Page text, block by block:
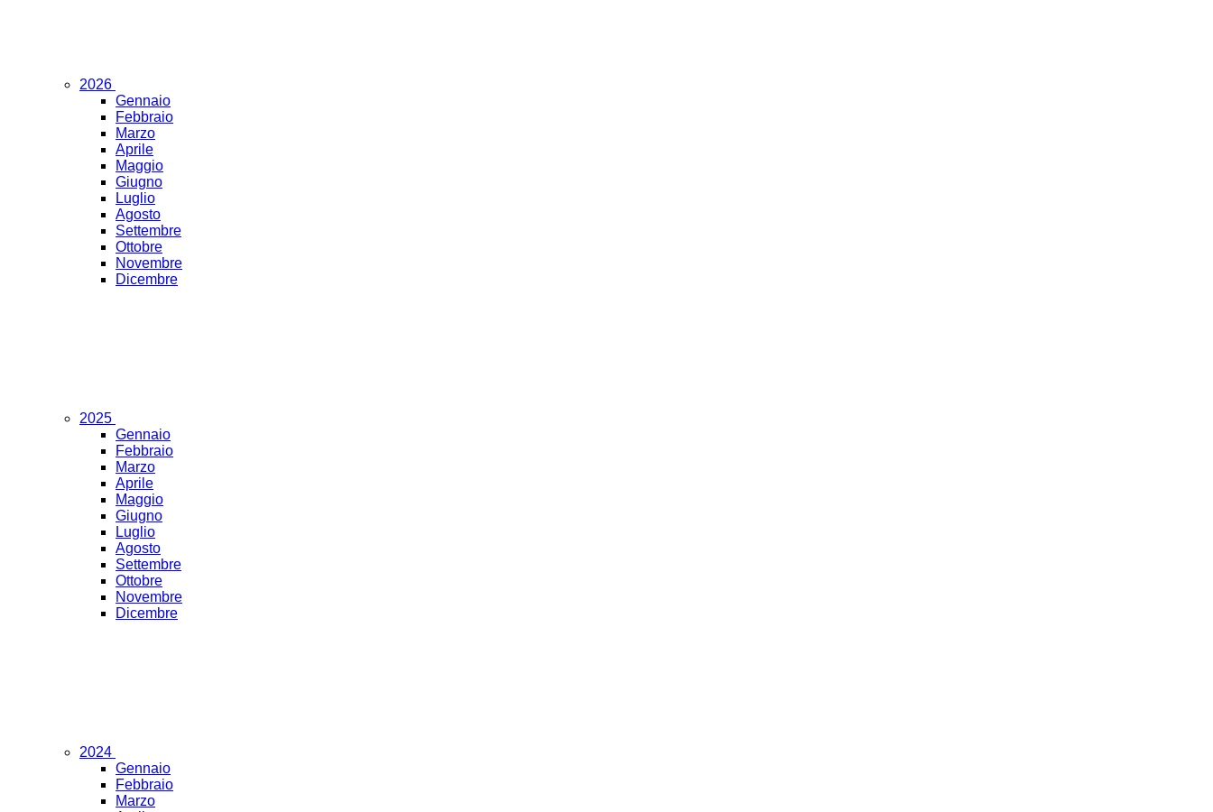
2026
Gennaio
Febbraio
Marzo
Aprile
Maggio
Giugno
Luglio
Agosto
Settembre
Ottobre
Novembre
Dicembre
2025
Gennaio
Febbraio
Marzo
Aprile
Maggio
Giugno
Luglio
Agosto
Settembre
Ottobre
Novembre
Dicembre
2024
Gennaio
Febbraio
Marzo